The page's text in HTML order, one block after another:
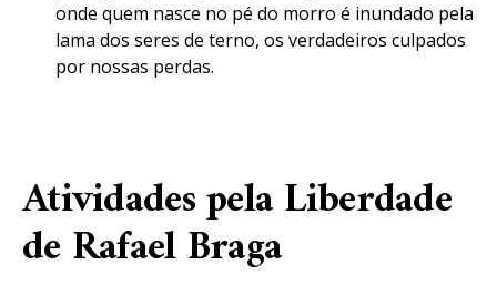
onde quem nasce no pé do morro é inundado pela
lama dos seres de terno, os verdadeiros culpados
por nossas perdas.
Atividades pela Liberdade
de Rafael Braga